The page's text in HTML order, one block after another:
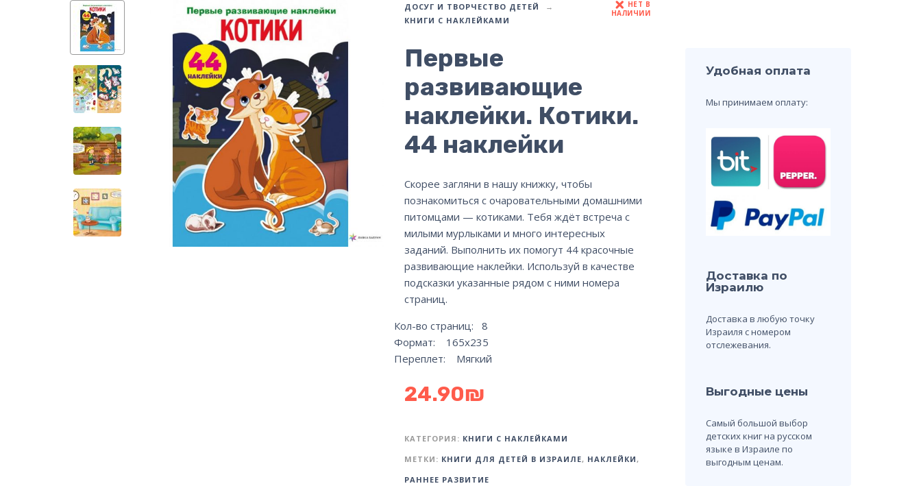
ДОСУГ И ТВОРЧЕСТВО ДЕТЕЙ
КНИГИ С НАКЛЕЙКАМИ
НЕТ В
НАЛИЧИИ
Первые
развивающие
наклейки. Котики.
44 наклейки
Скорее загляни в нашу книжку, чтобы
познакомиться с очаровательными домашними
питомцами — котиками. Тебя ждёт встреча с
милыми мурлыками и много интересных
заданий. Выполнить их помогут 44 красочные
развивающие наклейки. Используй в качестве
подсказки указанные рядом с ними номера
страниц.
Кол-во страниц: 8
Формат: 165х235
Переплет: Мягкий
24.90₪
КАТЕГОРИЯ: КНИГИ С НАКЛЕЙКАМИ
МЕТКИ: КНИГИ ДЛЯ ДЕТЕЙ В ИЗРАИЛЕ, НАКЛЕЙКИ ,
РАННЕЕ РАЗВИТИЕ
Удобная оплата
Мы принимаем оплату:
Доставка по
Израилю
Доставка в любую точку
Израиля с номером
отслежевания.
Выгодные цены
Самый большой выбор
детских книг на русском
языке в Израиле по
выгодным ценам.